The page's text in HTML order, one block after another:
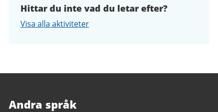
Hittar du inte vad du letar efter?
Visa alla aktiviteter
Andra språk